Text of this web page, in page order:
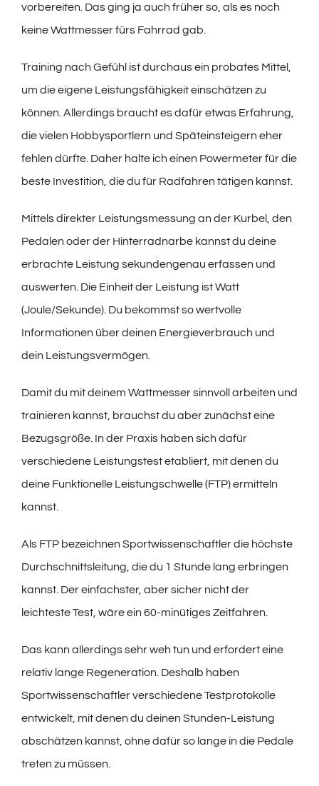
vorbereiten. Das ging ja auch früher so, als es noch
keine Wattmesser fürs Fahrrad gab.
Training nach Gefühl ist durchaus ein probates Mittel,
um die eigene Leistungsfähigkeit einschätzen zu
können. Allerdings braucht es dafür etwas Erfahrung,
die vielen Hobbysportlern und Späteinsteigern eher
fehlen dürfte. Daher halte ich einen Powermeter für die
beste Investition, die du für Radfahren tätigen kannst.
Mittels direkter Leistungsmessung an der Kurbel, den
Pedalen oder der Hinterradnarbe kannst du deine
erbrachte Leistung sekundengenau erfassen und
auswerten. Die Einheit der Leistung ist Watt
(Joule/Sekunde). Du bekommst so wertvolle
Informationen über deinen Energieverbrauch und
dein Leistungsvermögen.
Damit du mit deinem Wattmesser sinnvoll arbeiten und
trainieren kannst, brauchst du aber zunächst eine
Bezugsgröße. In der Praxis haben sich dafür
verschiedene Leistungstest etabliert, mit denen du
deine Funktionelle Leistungschwelle (FTP) ermitteln
kannst.
Als FTP bezeichnen Sportwissenschaftler die höchste
Durchschnittsleitung, die du 1 Stunde lang erbringen
kannst. Der einfachster, aber sicher nicht der
leichteste Test, wäre ein 60-minütiges Zeitfahren.
Das kann allerdings sehr weh tun und erfordert eine
relativ lange Regeneration. Deshalb haben
Sportwissenschaftler verschiedene Testprotokolle
entwickelt, mit denen du deinen Stunden-Leistung
abschätzen kannst, ohne dafür so lange in die Pedale
treten zu müssen.